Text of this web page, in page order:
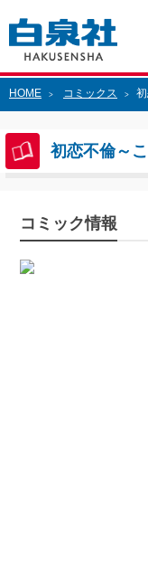
HOME > コミックス >
初恋不倫～
コミック情報